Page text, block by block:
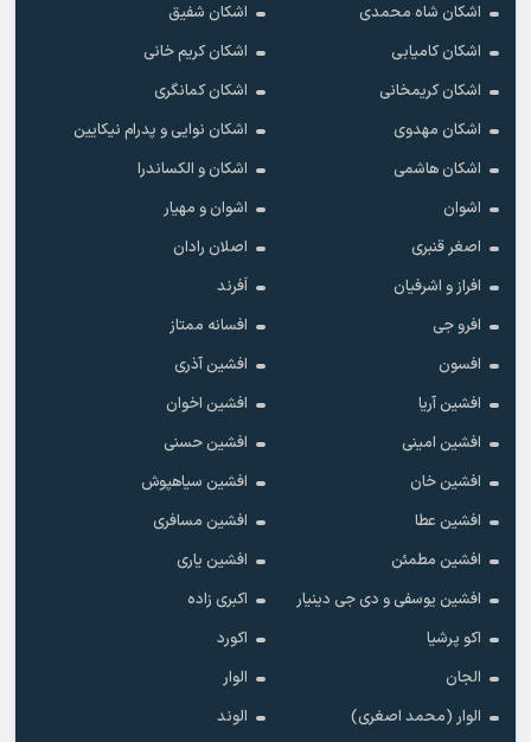
اشکان شاه محمدی
اشکان شفیق
اشکان کامیابی
اشکان کریم خانی
اشکان کریمخانی
اشکان کمانگری
اشکان مهدوی
اشکان نوایی و پدرام نیکایین
اشکان هاشمی
اشکان و الکساندرا
اشوان
اشوان و مهیار
اصغر قنبری
اصلان رادان
افراز و اشرفیان
اَفرند
افرو جی
افسانه ممتاز
افسون
افشین آذری
افشین آریا
افشین اخوان
افشین امینی
افشین حسنی
افشین خان
افشین سیاهپوش
افشین عطا
افشین مسافری
افشین مطمئن
افشین یاری
افشین یوسفی و دی جی دینیار
اکبری زاده
اکو پرشیا
اکورد
الجان
الوار
الوار (محمد اصغری)
الوند